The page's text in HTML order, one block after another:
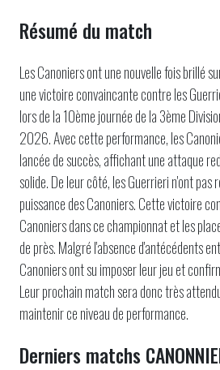
Résumé du match
Les Canoniers ont une nouvelle fois brillé
une victoire convaincante contre les
lors de la 10ème journée de la 3ème
2026. Avec cette performance, les
lancée de succès, affichant une attaque
solide. De leur côté, les Guerrieri n'ont pas
puissance des Canoniers. Cette victoire
Canoniers dans ce championnat et les
de près. Malgré l'absence d'antécédents
Canoniers ont su imposer leur jeu et
Leur prochain match sera donc très
maintenir ce niveau de performance.
Derniers matchs